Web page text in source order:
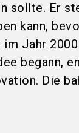
sollte. Er
kann,
im Jahr
begann,
Die